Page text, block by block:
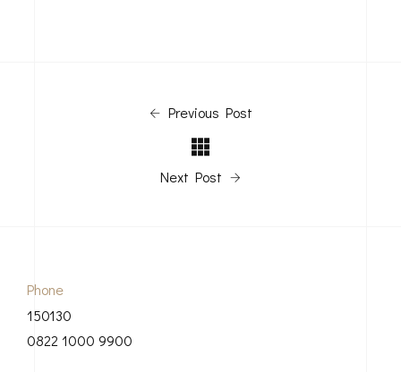
Previous Post
Next Post
Phone
150130
0822 1000 9900